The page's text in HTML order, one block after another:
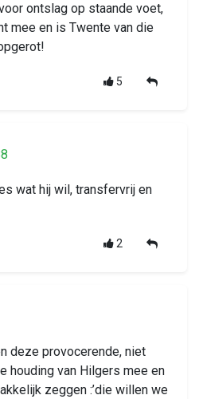
ontslag op staande voet,
mee en is Twente van die
5
wat hij wil, transfervrij en
2
deze provocerende, niet
houding van Hilgers mee en
zeggen :’die willen we